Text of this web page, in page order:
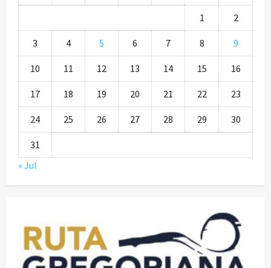
1 2
3 4 5 6 7 8 9
10 11 12 13 14 15 16
17 18 19 20 21 22 23
24 25 26 27 28 29 30
31
« Jul